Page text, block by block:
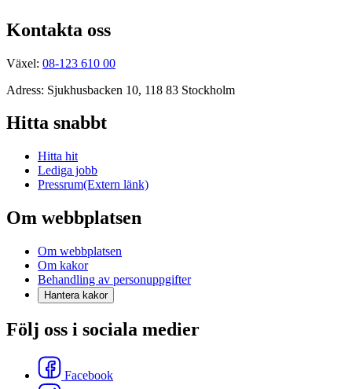
Kontakta oss
Växel: 08-123 610 00
Adress: Sjukhusbacken 10, 118 83 Stockholm
Hitta snabbt
Hitta hit
Lediga jobb
Pressrum(Extern länk)
Om webbplatsen
Om webbplatsen
Om kakor
Behandling av personuppgifter
Hantera kakor
Följ oss i sociala medier
Facebook